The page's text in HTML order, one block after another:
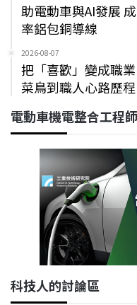
助電動車與AI發展
率鋁包銅導線
2026-08-07
把「喜歡」變成職
菜鳥到職人心路歷程
電動車機電整合工程師
科技人的討論區